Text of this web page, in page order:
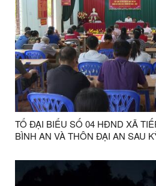
TỔ ĐẠI BIỂU SỐ 04 HĐND XÃ
BÌNH AN VÀ THÔN ĐẠI AN SAU